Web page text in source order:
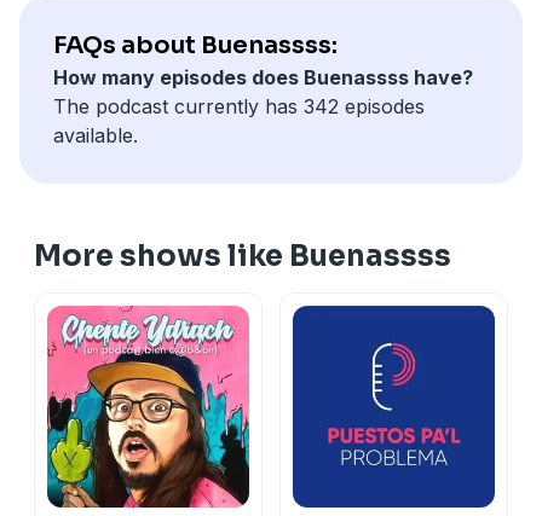
FAQs about Buenassss:
How many episodes does Buenassss have?
The podcast currently has 342 episodes
available.
More shows like Buenassss